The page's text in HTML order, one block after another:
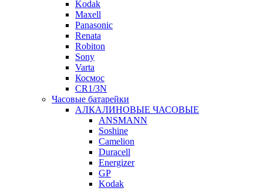
Kodak
Maxell
Panasonic
Renata
Robiton
Sony
Varta
Космос
CR1/3N
Часовые батарейки
АЛКАЛИНОВЫЕ ЧАСОВЫЕ
ANSMANN
Soshine
Camelion
Duracell
Energizer
GP
Kodak